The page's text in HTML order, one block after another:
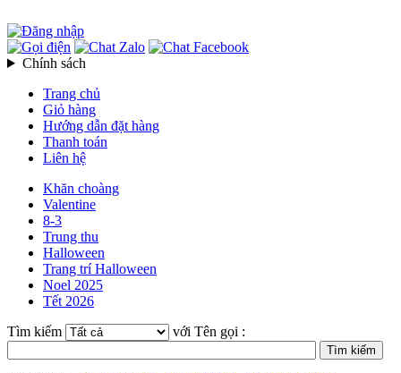
Chính sách
Trang chủ
Giỏ hàng
Hướng dẫn đặt hàng
Thanh toán
Liên hệ
Khăn choàng
Valentine
8-3
Trung thu
Halloween
Trang trí Halloween
Noel 2025
Tết 2026
Tìm kiếm
với Tên gọi :